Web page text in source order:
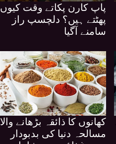
پاپ کارن پکاتے وقت کیوں
پھٹتے ہیں؟ دلچسپ راز
سامنے آگیا
کھانوں کا ذائقہ بڑھانے والا
مسالحہ دنیا کی بدبودار